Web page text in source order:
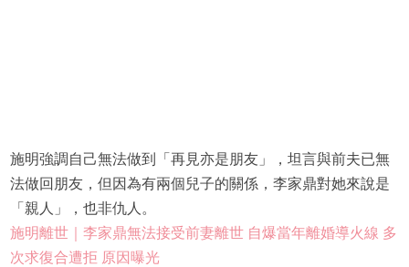
施明強調自己無法做到「再見亦是朋友」，坦言與前夫已無
法做回朋友，但因為有兩個兒子的關係，李家鼎對她來說是
「親人」，也非仇人。
施明離世｜李家鼎無法接受前妻離世 自爆當年離婚導火線 多
次求復合遭拒 原因曝光